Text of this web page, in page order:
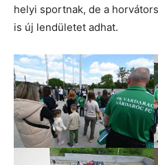
helyi sportnak, de a
is új lendületet adhat.